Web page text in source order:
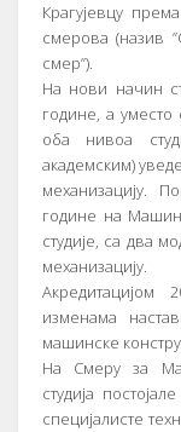
Крагујевцу
смерова (назив
смер”).
На нови начин
године, а
оба нивоа
академским)
механизацију.
године на
студије, са два
механизацију.
Акредитацијом
изменама
машинске
На Смеру за
студија
специјалисте